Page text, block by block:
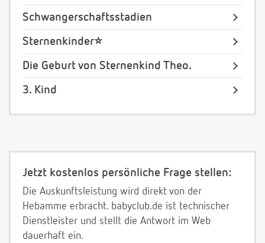
Schwangerschaftsstadien
Sternenkinder⭐️
Die Geburt von Sternenkind Theo.
3. Kind
Jetzt kostenlos persönliche Frage stellen:
Die Auskunftsleistung wird direkt von der
Hebamme erbracht. babyclub.de ist technischer
Dienstleister und stellt die Antwort im Web
dauerhaft ein.